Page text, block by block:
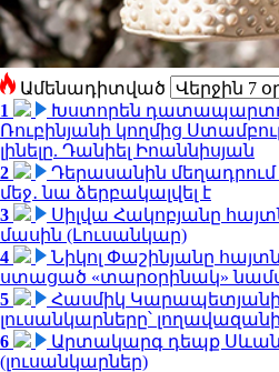
Ամենադիտված
1
Խստորեն
Ռուբինյանի կողմից
լինելը. Դանիել Իոաննիսյան
2
Դերասանին
մեջ․ նա ձերբակալվել է
3
Սիլվա Հակոբյանը
մասին (Լուսանկար)
4
Նիկոլ Փաշինյանը
ստացած «տարօրինակ»
5
Հասմիկ
լուսանկարները՝
6
Արտակարգ դեպք
(լուսանկարներ)